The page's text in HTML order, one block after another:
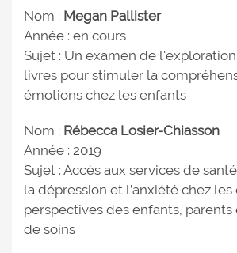
Nom : Megan Pallister
Année : en cours
Sujet : Un examen de
livres pour stimuler la
émotions chez les enfants
Nom : Rébecca Losier-Chiasson
Année : 2019
Sujet : Accès aux services de
la dépression et l’anxiété chez les
perspectives des enfants,
de soins